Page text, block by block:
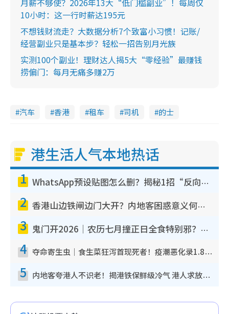
10小时：这一行时薪达195元
不想钱财流走？大数据分析7个致富小习惯！记账/
经营副业只是基本步？轻松一招告别月光族
实测100个副业！理财达人揭5大“零经验”最赚钱
捞偏门：每月无痛多赚2万
汽车 香港 租车 司机 的士
港生活人气本地热话
1 WhatsApp预设贴图怎么删？揭秘1招“反向操作”还原简洁界面 附3步实测教程
2 香港山边铁闸边门大开？内地客困惑意义何在！网友神回复：这种叫法理性防御
3 鬼门开2026｜农历七月撞正日全食特别邪？专家警告切忌做一事！揭4大禁忌+2招保平安
4 夺命寄生虫｜食生菜狂泻首现死者！疫潮恶化录1.8万宗病例 揭洗菜3大谬误
5 内地客夸港人不识老！揭港铁保鲜级冷气 港人求放过：别投诉